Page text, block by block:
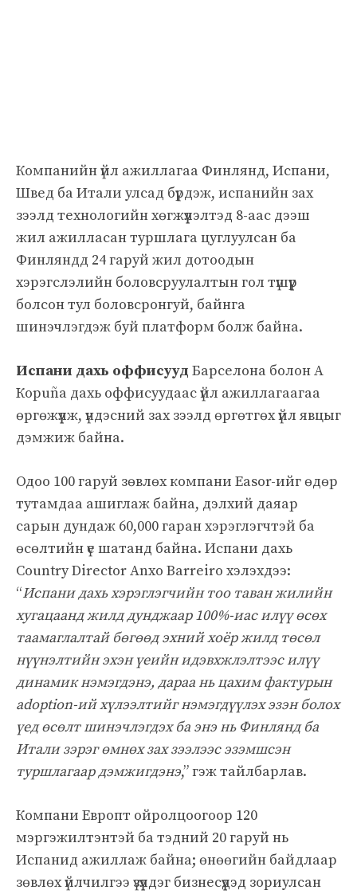
Компанийн үйл ажиллагаа Финлянд, Испани,
Швед ба Итали улсад бүрдэж, испанийн зах
зээлд технологийн хөгжүүлэлтэд 8-аас дээш
жил ажилласан туршлага цуглуулсан ба
Финляндд 24 гаруй жил дотоодын
хэрэгслэлийн боловсруулалтын гол түшүүр
болсон тул боловсронгуй, байнга
шинэчлэгдэж буй платформ болж байна.
Испани дахь оффисууд Барселона болон А
Корuña дахь оффисуудаас үйл ажиллагаагаа
өргөжүүлж, үндэсний зах зээлд өргөтгөх үйл явцыг
дэмжиж байна.
Одоо 100 гаруй зөвлөх компани Easor-ийг өдөр
тутамдаа ашиглаж байна, дэлхий даяар
сарын дундаж 60,000 гаран хэрэглэгчтэй ба
өсөлтийн үе шатанд байна. Испани дахь
Country Director Anxo Barreiro хэлэхдээ:
“Испани дахь хэрэглэгчийн тоо таван жилийн
хугацаанд жилд дунджаар 100%-иас илүү өсөх
таамаглалтай бөгөөд эхний хоёр жилд төсөл
нүүнэлтийн эхэн үеийн идэвхжлэлтээс илүү
динамик нэмэгдэнэ, дараа нь цахим фактурын
adoption-ий хүлээлтийг нэмэгдүүлэх эзэн болох
үед өсөлт шинэчлэгдэх ба энэ нь Финлянд ба
Итали зэрэг өмнөх зах зээлээс эзэмшсэн
туршлагаар дэмжигдэнэ,” гэж тайлбарлав.
Компани Европт ойролцоогоор 120
мэргэжилтэнтэй ба тэдний 20 гаруй нь
Испанид ажиллаж байна; өнөөгийн байдлаар
зөвлөх үйлчилгээ үзүүлдэг бизнесүүдэд зориулсан